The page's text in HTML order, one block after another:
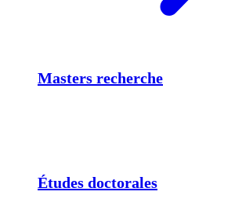
Masters recherche
Études doctorales